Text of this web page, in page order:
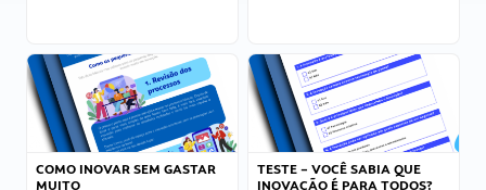
COMO INOVAR SEM GASTAR
MUITO
TESTE – VOCÊ SABIA QUE
INOVAÇÃO É PARA TODOS?